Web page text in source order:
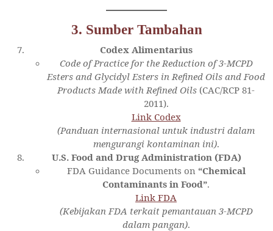
3. Sumber Tambahan
Codex Alimentarius
Code of Practice for the Reduction of 3-MCPD
Esters and Glycidyl Esters in Refined Oils and Food
Products Made with Refined Oils (CAC/RCP 81-
2011).
Link Codex
(Panduan internasional untuk industri dalam
mengurangi kontaminan ini).
U.S. Food and Drug Administration (FDA)
FDA Guidance Documents on “Chemical
Contaminants in Food”.
Link FDA
(Kebijakan FDA terkait pemantauan 3-MCPD
dalam pangan).